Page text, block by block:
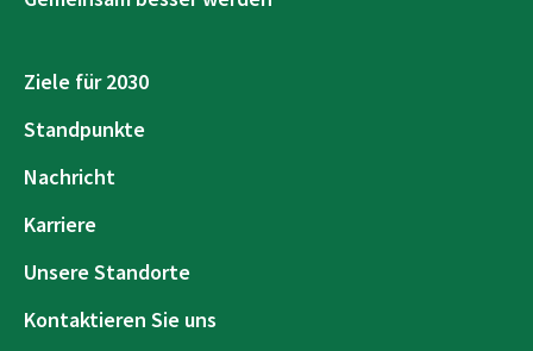
Ziele für 2030
Standpunkte
Nachricht
Karriere
Unsere Standorte
Kontaktieren Sie uns